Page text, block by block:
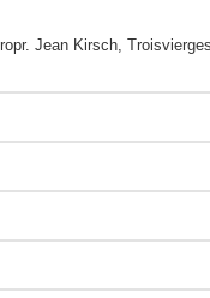
Jean Kirsch,